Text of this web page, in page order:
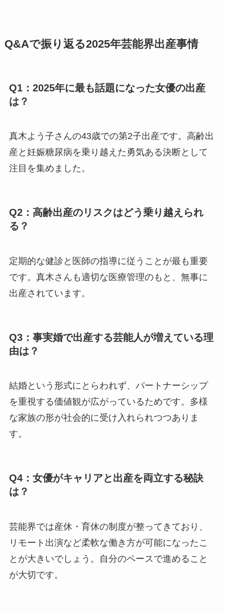
Q&Aで振り返る2025年芸能界出産事情
Q1：2025年に最も話題になった女優の出産
は？
真木よう子さんの43歳での第2子出産です。高齢出
産と妊娠糖尿病を乗り越えた勇気ある決断として
注目を集めました。
Q2：高齢出産のリスクはどう乗り越えられ
る？
定期的な健診と医師の指導に従うことが最も重要
です。真木さんも適切な医療管理のもと、無事に
出産されています。
Q3：事実婚で出産する芸能人が増えている理
由は？
結婚という形式にとらわれず、パートナーシップ
を重視する価値観が広がっているためです。多様
な家族の形が社会的に受け入れられつつありま
す。
Q4：女優がキャリアと出産を両立する秘訣
は？
芸能界では産休・育休の制度が整ってきており、
リモート出演など柔軟な働き方が可能になったこ
とが大きいでしょう。自分のペースで進めること
が大切です。